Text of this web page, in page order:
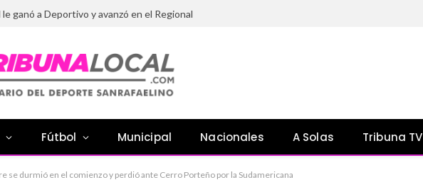
le ganó a Deportivo y avanzó en el Regional
Fútbol Municipal Nacionales A Solas Tribuna TV
se durmió en el comienzo y perdió ante Cerro Porteño por la Sudamericana